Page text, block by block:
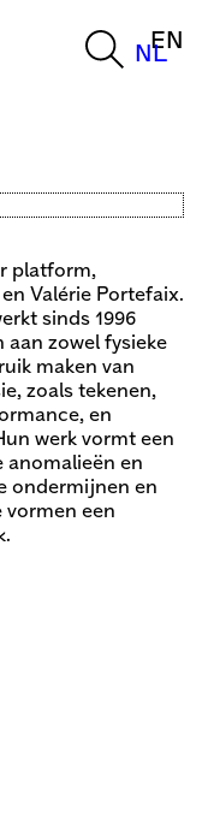
NL
EN
platform,
Valérie Portefaix.
sinds 1996
aan zowel fysieke
maken van
zoals tekenen,
en
werk vormt een
anomalieën en
ondermijnen en
vormen een